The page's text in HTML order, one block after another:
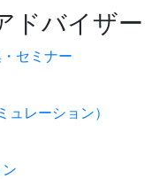
ドバイザー
セミナー
レーション）